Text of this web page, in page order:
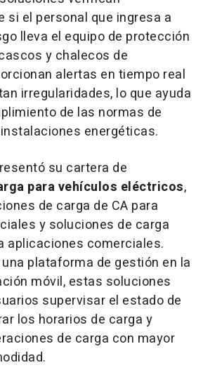
si el personal que ingresa a
lleva el equipo de protección
y chalecos de
alertas en tiempo real
irregularidades, lo que ayuda
de las normas de
energéticas.
su cartera de
para vehículos eléctricos,
de carga de CA para
y soluciones de carga
aplicaciones comerciales.
plataforma de gestión en la
móvil, estas soluciones
supervisar el estado de
los horarios de carga y
de carga con mayor